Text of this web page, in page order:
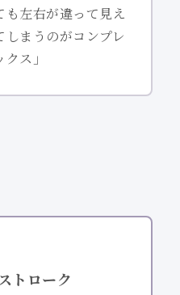
も左右が違って見え
しまうのがコンプレ
クス」
トローク